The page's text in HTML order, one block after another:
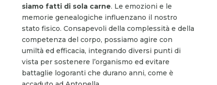
siamo fatti di sola carne. Le emozioni e le
memorie genealogiche influenzano il nostro
stato fisico. Consapevoli della complessità e della
competenza del corpo, possiamo agire con
umiltà ed efficacia, integrando diversi punti di
vista per sostenere l’organismo ed evitare
battaglie logoranti che durano anni, come è